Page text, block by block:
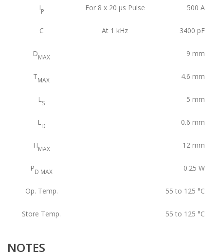
IP For 8 x 20 μs Pulse 500 A
C At 1 kHz 3400 pF
DMAX 9 mm
TMAX 4.6 mm
LS 5 mm
LD 0.6 mm
HMAX 12 mm
PD MAX 0.25 W
Op. Temp. 55 to 125 °C
Store Temp. 55 to 125 °C
NOTES